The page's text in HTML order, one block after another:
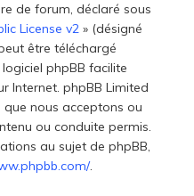
de forum, déclaré sous
License v2 » (désigné
être téléchargé
logiciel phpBB facilite
Internet. phpBB Limited
que nous acceptons ou
ou conduite permis.
au sujet de phpBB,
.